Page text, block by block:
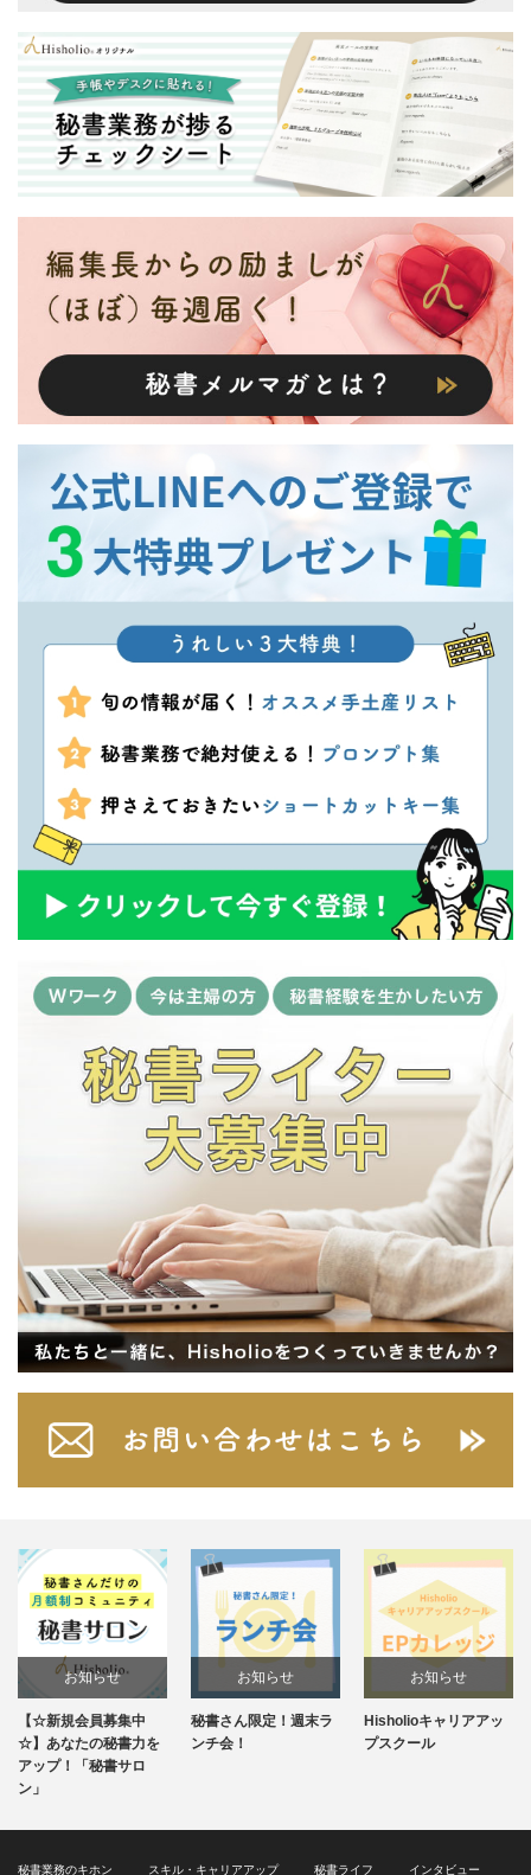
せ
集中
書力を
書サロ
秘書さん限定！週末ラ
ンチ会！
Hisholioキャリアアッ
毎週水曜
秘書業務のキホン スキル・キャリアアップ 秘書ライフ インタビュー